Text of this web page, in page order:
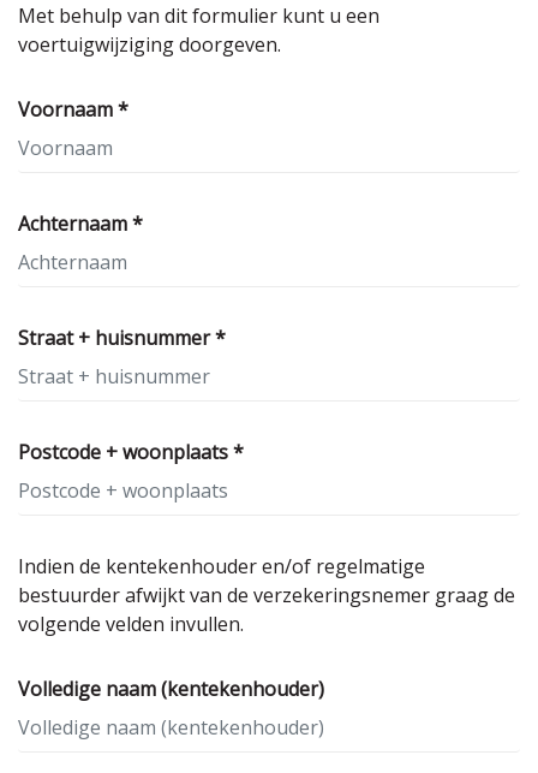
Met behulp van dit formulier kunt u een
voertuigwijziging doorgeven.
Voornaam *
Achternaam *
Straat + huisnummer *
Postcode + woonplaats *
Indien de kentekenhouder en/of regelmatige
bestuurder afwijkt van de verzekeringsnemer graag de
volgende velden invullen.
Volledige naam (kentekenhouder)